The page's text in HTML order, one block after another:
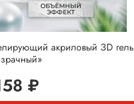
акриловый ЗD гель
₽